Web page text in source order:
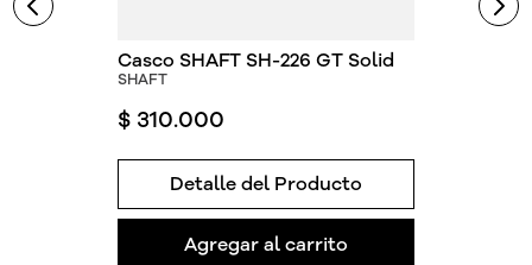
Casco SHAFT SH-226 GT Solid
SHAFT
$ 310.000
Detalle del Producto
Agregar al carrito